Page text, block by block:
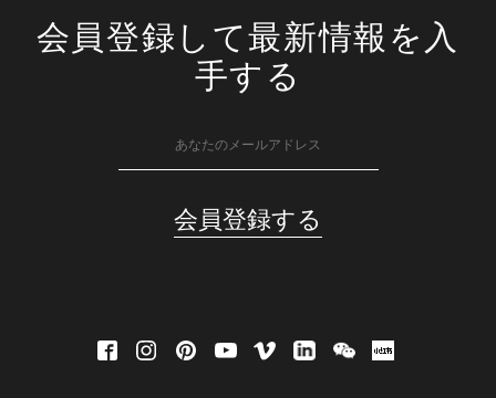
会員登録して最新情報を入
手する